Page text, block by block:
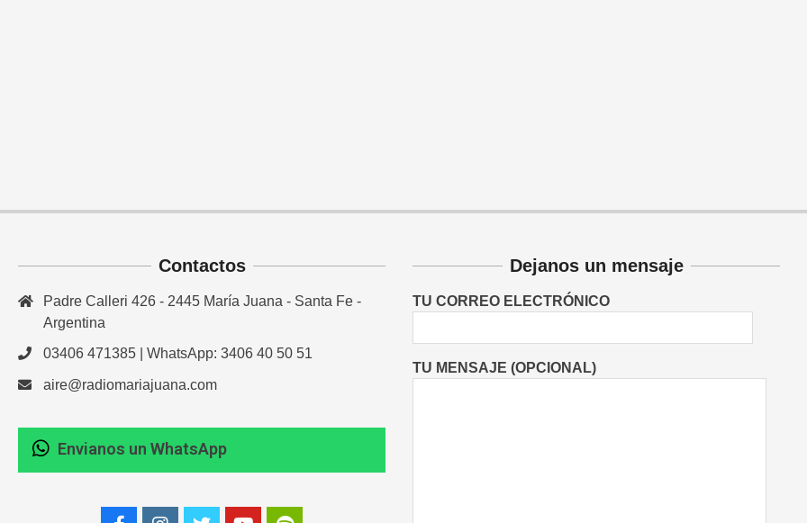
Contactos
Padre Calleri 426 - 2445 María Juana - Santa Fe -
Argentina
03406 471385 | WhatsApp: 3406 40 50 51
aire@radiomariajuana.com
Envianos un WhatsApp
Dejanos un mensaje
TU CORREO ELECTRÓNICO
TU MENSAJE (OPCIONAL)